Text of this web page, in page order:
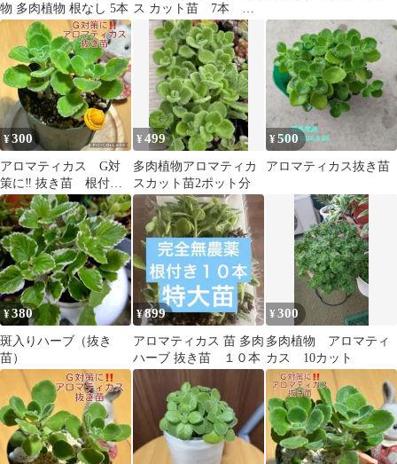
物 多肉植物 根なし 5本 ス カット苗 7本
【ゴキブリ対策にも】
¥300
アロマティカス G対
策に‼️ 抜き苗 根付
き 2本 ぼうし
¥499
多肉植物アロマティカ
スカット苗2ポット分
¥500
アロマティカス抜き苗
¥380
斑入りハーブ（抜き
苗）
¥899
アロマティカス 苗 多肉
ハーブ 抜き苗 １０本
¥300
多肉植物 アロマティ
カス 10カット